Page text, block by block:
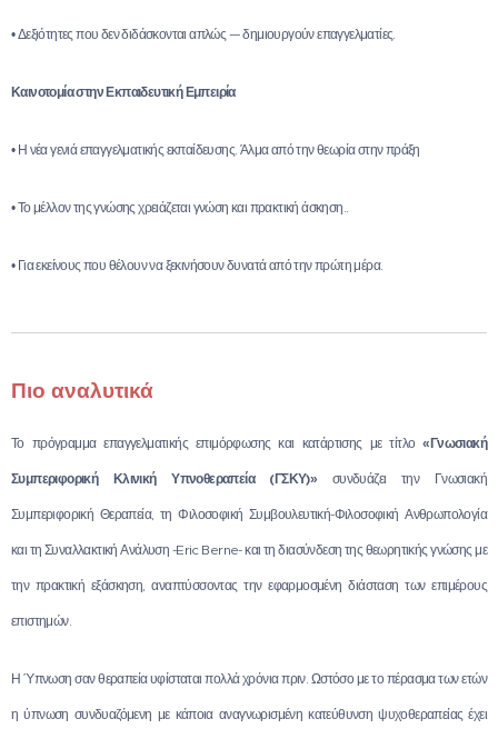
• Δεξιότητες που δεν διδάσκονται απλώς — δημιουργούν επαγγελματίες.
Καινοτομία στην Εκπαιδευτική Εμπειρία
• Η νέα γενιά επαγγελματικής εκπαίδευσης. Άλμα από την θεωρία στην πράξη
• Το μέλλον της γνώσης χρειάζεται γνώση και πρακτική άσκηση..
• Για εκείνους που θέλουν να ξεκινήσουν δυνατά από την πρώτη μέρα.
Πιο αναλυτικά
Το πρόγραμμα επαγγελματικής επιμόρφωσης και κατάρτισης με τίτλο«Γνωσιακή
Συμπεριφορική Κλινική Υπνοθεραπεία (ΓΣΚΥ)» συνδυάζει την Γνωσιακή
Συμπεριφορική Θεραπεία, τη Φιλοσοφική Συμβουλευτική-Φιλοσοφική Ανθρωπολογία
και τη Συναλλακτική Ανάλυση -Eric Berne- και τη διασύνδεση της θεωρητικής γνώσης με
την πρακτική εξάσκηση, αναπτύσσοντας την εφαρμοσμένη διάσταση των επιμέρους
επιστημών.
Η Ύπνωση σαν θεραπεία υφίσταται πολλά χρόνια πριν. Ωστόσο με το πέρασμα των ετών
η ύπνωση συνδυαζόμενη με κάποια αναγνωρισμένη κατεύθυνση ψυχοθεραπείας έχει